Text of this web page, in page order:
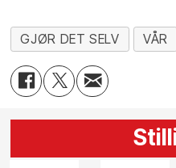
GJØR DET SELV VÅR